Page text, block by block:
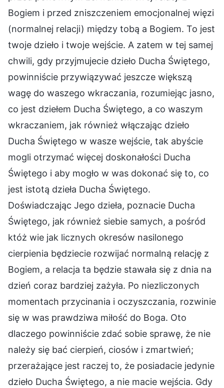
Bogiem i przed zniszczeniem emocjonalnej więzi
(normalnej relacji) między tobą a Bogiem. To jest
twoje dzieło i twoje wejście. A zatem w tej samej
chwili, gdy przyjmujecie dzieło Ducha Świętego,
powinniście przywiązywać jeszcze większą
wagę do waszego wkraczania, rozumiejąc jasno,
co jest dziełem Ducha Świętego, a co waszym
wkraczaniem, jak również włączając dzieło
Ducha Świętego w wasze wejście, tak abyście
mogli otrzymać więcej doskonałości Ducha
Świętego i aby mogło w was dokonać się to, co
jest istotą dzieła Ducha Świętego.
Doświadczając Jego dzieła, poznacie Ducha
Świętego, jak również siebie samych, a pośród
któż wie jak licznych okresów nasilonego
cierpienia będziecie rozwijać normalną relację z
Bogiem, a relacja ta będzie stawała się z dnia na
dzień coraz bardziej zażyła. Po niezliczonych
momentach przycinania i oczyszczania, rozwinie
się w was prawdziwa miłość do Boga. Oto
dlaczego powinniście zdać sobie sprawę, że nie
należy się bać cierpień, ciosów i zmartwień;
przerażające jest raczej to, że posiadacie jedynie
dzieło Ducha Świętego, a nie macie wejścia. Gdy